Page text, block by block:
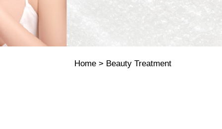
Home Beauty Treatment